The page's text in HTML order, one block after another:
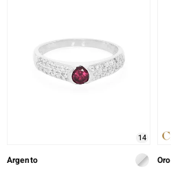
14
Argento Oro